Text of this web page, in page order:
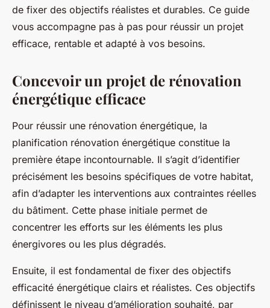
de fixer des objectifs réalistes et durables. Ce guide
vous accompagne pas à pas pour réussir un projet
efficace, rentable et adapté à vos besoins.
Concevoir un projet de rénovation
énergétique efficace
Pour réussir une rénovation énergétique, la
planification rénovation énergétique constitue la
première étape incontournable. Il s’agit d’identifier
précisément les besoins spécifiques de votre habitat,
afin d’adapter les interventions aux contraintes réelles
du bâtiment. Cette phase initiale permet de
concentrer les efforts sur les éléments les plus
énergivores ou les plus dégradés.
Ensuite, il est fondamental de fixer des objectifs
efficacité énergétique clairs et réalistes. Ces objectifs
définissent le niveau d’amélioration souhaité, par